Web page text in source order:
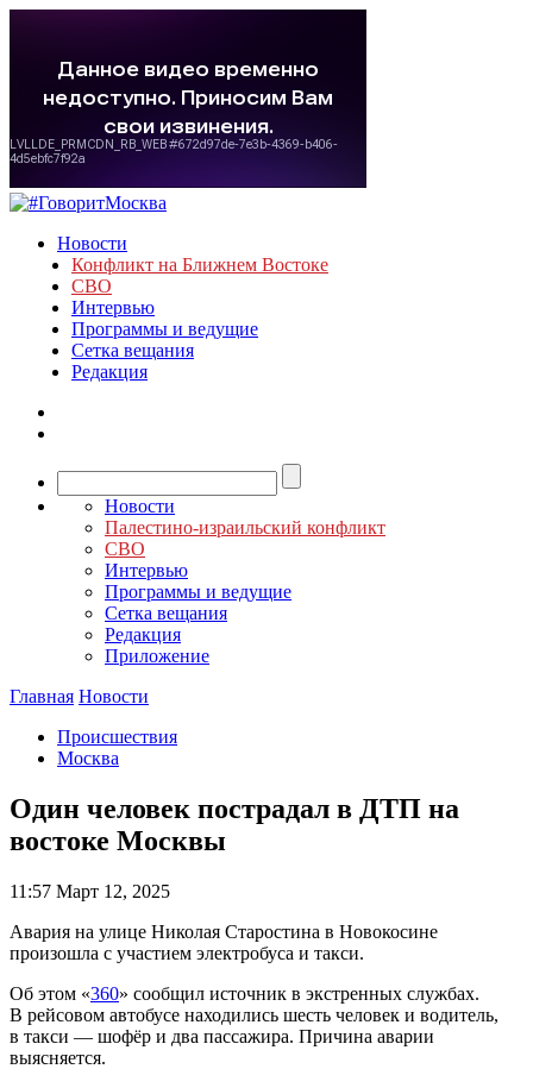
Новости
Конфликт на Ближнем Востоке
СВО
Интервью
Программы и ведущие
Сетка вещания
Редакция
Новости
Палестино-израильский конфликт
СВО
Интервью
Программы и ведущие
Сетка вещания
Редакция
Приложение
Главная Новости
Происшествия
Москва
Один человек пострадал в ДТП на
востоке Москвы
11:57 Март 12, 2025
Авария на улице Николая Старостина в Новокосине
произошла с участием электробуса и такси.
Об этом «360» сообщил источник в экстренных службах.
В рейсовом автобусе находились шесть человек и водитель,
в такси — шофёр и два пассажира. Причина аварии
выясняется.